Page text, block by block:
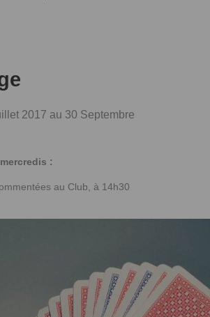
2017 au 30 Septembre
:
au Club, à 14h30